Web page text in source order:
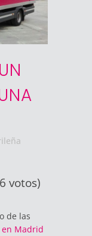
votos)
de las
Madrid